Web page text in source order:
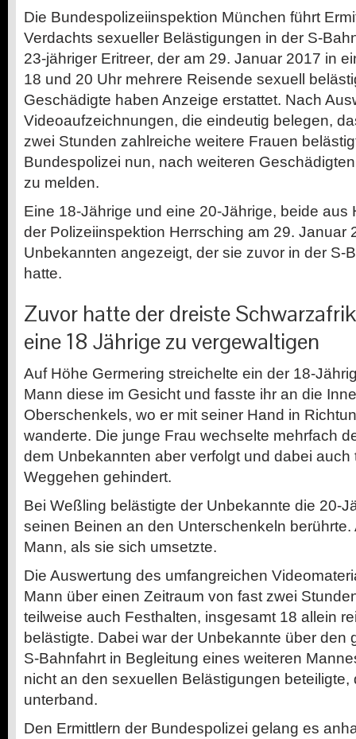
Die Bundespolizeiinspektion München führt
Verdachts sexueller Belästigungen in der S-
23-jähriger Eritreer, der am 29. Januar 2017 in
18 und 20 Uhr mehrere Reisende sexuell
Geschädigte haben Anzeige erstattet. Nach
Videoaufzeichnungen, die eindeutig belegen,
zwei Stunden zahlreiche weitere Frauen
Bundespolizei nun, nach weiteren
zu melden.
Eine 18-Jährige und eine 20-Jährige, beide aus
der Polizeiinspektion Herrsching am 29. Januar
Unbekannten angezeigt, der sie zuvor in der S-
hatte.
Zuvor hatte der dreiste
eine 18 Jährige zu vergewaltigen
Auf Höhe Germering streichelte ein der 18-
Mann diese im Gesicht und fasste ihr an die
Oberschenkels, wo er mit seiner Hand in
wanderte. Die junge Frau wechselte mehrfach
dem Unbekannten aber verfolgt und dabei auch
Weggehen gehindert.
Bei Weßling belästigte der Unbekannte die 20-
seinen Beinen an den Unterschenkeln berührte.
Mann, als sie sich umsetzte.
Die Auswertung des umfangreichen
Mann über einen Zeitraum von fast zwei
teilweise auch Festhalten, insgesamt 18 allein
belästigte. Dabei war der Unbekannte über den
S-Bahnfahrt in Begleitung eines weiteren
nicht an den sexuellen Belästigungen
unterband.
Den Ermittlern der Bundespolizei gelang es